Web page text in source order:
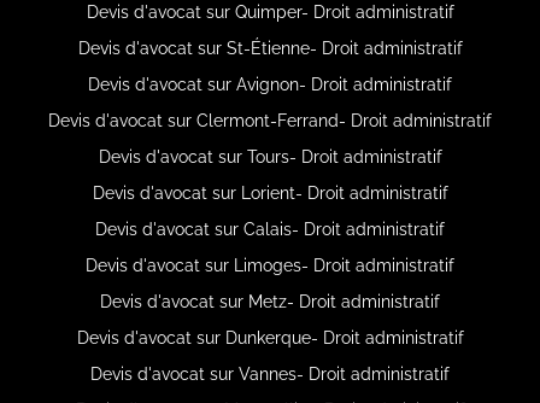
Devis d'avocat sur Quimper- Droit administratif
Devis d'avocat sur St-Étienne- Droit administratif
Devis d'avocat sur Avignon- Droit administratif
Devis d'avocat sur Clermont-Ferrand- Droit administratif
Devis d'avocat sur Tours- Droit administratif
Devis d'avocat sur Lorient- Droit administratif
Devis d'avocat sur Calais- Droit administratif
Devis d'avocat sur Limoges- Droit administratif
Devis d'avocat sur Metz- Droit administratif
Devis d'avocat sur Dunkerque- Droit administratif
Devis d'avocat sur Vannes- Droit administratif